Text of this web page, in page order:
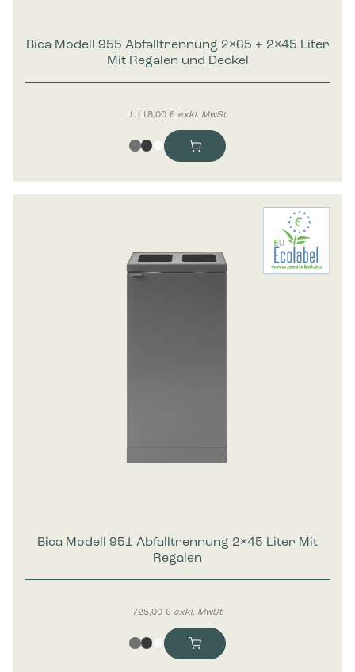
Marketing
Marketing-Cookies werden verwendet, um Besuchern auf
Webseiten zu folgen. Die Absicht ist, Anzeigen zu zeigen, die
relevant und ansprechend für den einzelnen Benutzer sind
Bica Modell 955 Abfalltrennung 2×65 + 2×45 Liter
Mit Regalen und Deckel
1.118,00€ exkl. MwSt
Bica Modell 951 Abfalltrennung 2×45 Liter Mit
Regalen
725,00€ exkl. MwSt